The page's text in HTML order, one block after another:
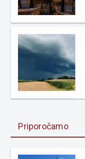
Priporočamo